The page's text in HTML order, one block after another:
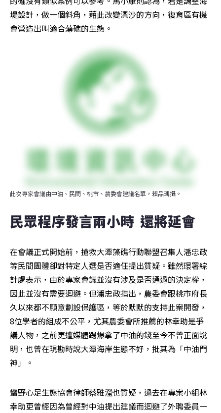
堤設計，做一個斜角，藉此改變漂沙的方向，復育區有機
會營造出叫適合藻礁的生態。
此次專家會議由中油、民間、桃市、農委會建議名單，賴品瑀攝。
民眾程序發言兩小時  還將延會
在會議正式開始前，搶救大潭藻礁行動聯盟召集人潘忠政
等民間團體卻對特定人選是否適任提出質疑。雖然環署綜
計處表示，由於專家會議並沒有涉及是否通過的決定權，
因此並沒有需要迴避。但潘忠政指出，農委會跟桃市府長
久以來都不願意劃設保護區，等於默默的支持此案開發，
8位學者的組成不公平，尤其農委會所推薦的林幸助是爭
議人物，之前更遭媒體踢爆拿了中油的錢至今不曾正面說
明，也曾在現勘時說大潭海岸生態不好，批其為「中油門
神」。
蠻野心足生態協會律師蔡雅瀅也質疑，過去在專案小組林
幸助更曾經因為曾經對中油提出建議而迴避了外聘委員一